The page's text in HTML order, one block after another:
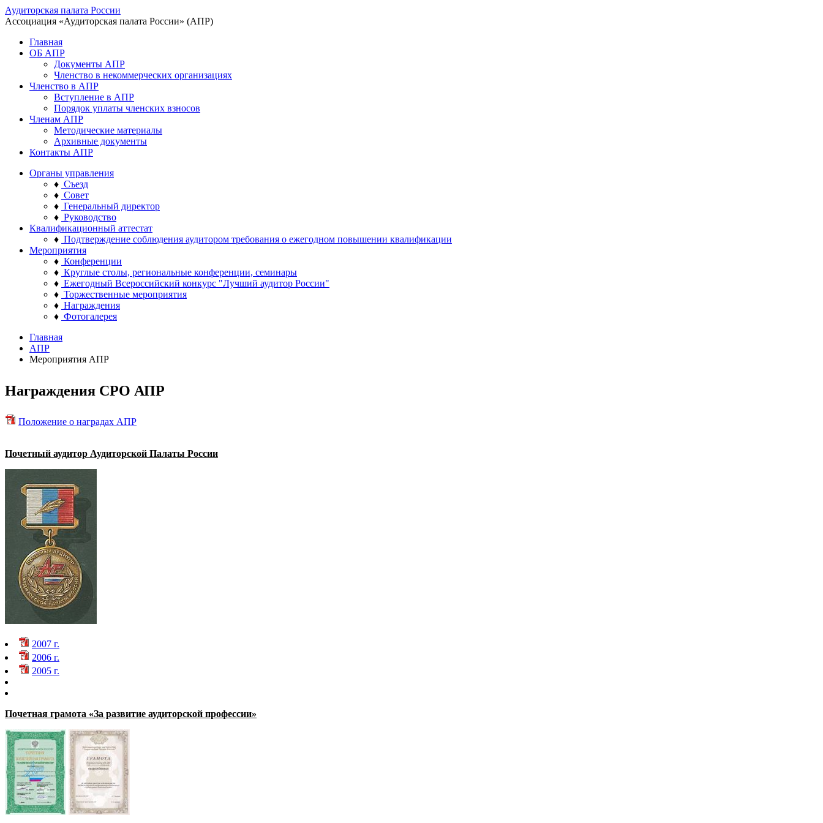
Аудиторская палата России
Ассоциация «Аудиторская палата России» (АПР)
Главная
ОБ АПР
Документы АПР
Членство в некоммерческих организациях
Членство в АПР
Вступление в АПР
Порядок уплаты членских взносов
Членам АПР
Методические материалы
Архивные документы
Контакты АПР
Органы управления
♦ Съезд
♦ Совет
♦ Генеральный директор
♦ Руководство
Квалификационный аттестат
♦ Подтверждение соблюдения аудитором требования о ежегодном повышении квалификации
Мероприятия
♦ Конференции
♦ Круглые столы, региональные конференции, семинары
♦ Ежегодный Всероссийский конкурс "Лучший аудитор России"
♦ Торжественные мероприятия
♦ Награждения
♦ Фотогалерея
Главная
АПР
Мероприятия АПР
Награждения СРО АПР
Положение о наградах АПР
Почетный аудитор Аудиторской Палаты России
2007 г.
2006 г.
2005 г.
Почетная грамота «За развитие аудиторской профессии»